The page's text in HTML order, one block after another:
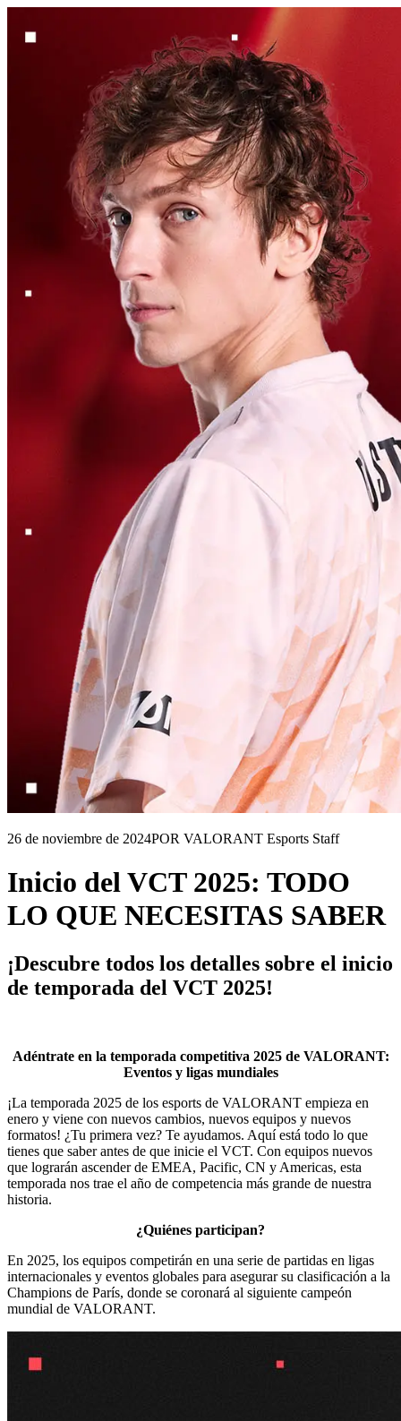
26 de noviembre de 2024POR VALORANT Esports Staff
Inicio del VCT 2025: TODO
LO QUE NECESITAS SABER
¡Descubre todos los detalles sobre el inicio
de temporada del VCT 2025!
Adéntrate en la temporada competitiva 2025 de VALORANT:
Eventos y ligas mundiales
¡La temporada 2025 de los esports de VALORANT empieza en
enero y viene con nuevos cambios, nuevos equipos y nuevos
formatos! ¿Tu primera vez? Te ayudamos. Aquí está todo lo que
tienes que saber antes de que inicie el VCT. Con equipos nuevos
que lograrán ascender de EMEA, Pacific, CN y Americas, esta
temporada nos trae el año de competencia más grande de nuestra
historia.
¿Quiénes participan?
En 2025, los equipos competirán en una serie de partidas en ligas
internacionales y eventos globales para asegurar su clasificación a la
Champions de París, donde se coronará al siguiente campeón
mundial de VALORANT.